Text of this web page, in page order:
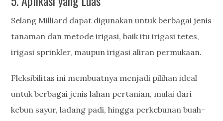
Selang Milliard dapat digunakan untuk berbagai jenis
tanaman dan metode irigasi, baik itu irigasi tetes,
irigasi sprinkler, maupun irigasi aliran permukaan.
Fleksibilitas ini membuatnya menjadi pilihan ideal
untuk berbagai jenis lahan pertanian, mulai dari
kebun sayur, ladang padi, hingga perkebunan buah-